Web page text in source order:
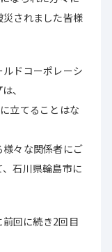
されました皆様
ドコーポレーシ
、
立てることはな
々な関係者にご
石川県輪島市に
回に続き2回目